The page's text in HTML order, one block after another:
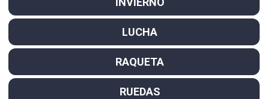
LUCHA
RAQUETA
RUEDAS